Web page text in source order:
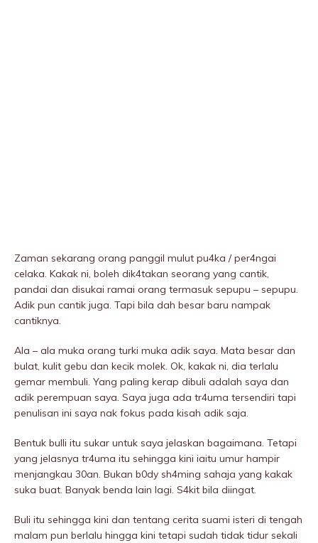
Zaman sekarang orang panggil mulut pu4ka / per4ngai
celaka. Kakak ni, boleh dik4takan seorang yang cantik,
pandai dan disukai ramai orang termasuk sepupu – sepupu.
Adik pun cantik juga. Tapi bila dah besar baru nampak
cantiknya.
Ala – ala muka orang turki muka adik saya. Mata besar dan
bulat, kulit gebu dan kecik molek. Ok, kakak ni, dia terlalu
gemar membuIi. Yang paling kerap dibuIi adalah saya dan
adik perempuan saya. Saya juga ada tr4uma tersendiri tapi
penulisan ini saya nak fokus pada kisah adik saja.
Bentuk buIli itu sukar untuk saya jelaskan bagaimana. Tetapi
yang jelasnya tr4uma itu sehingga kini iaitu umur hampir
menjangkau 30an. Bukan b0dy sh4ming sahaja yang kakak
suka buat. Banyak benda lain lagi. S4kit bila diingat.
BuIi itu sehingga kini dan tentang cerita suami isteri di tengah
malam pun berlalu hingga kini tetapi sudah tidak tidur sekali